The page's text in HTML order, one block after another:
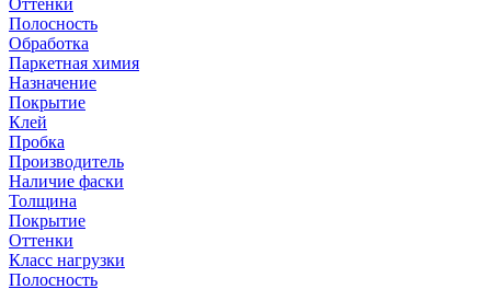
Оттенки
Полосность
Обработка
Паркетная химия
Назначение
Покрытие
Клей
Пробка
Производитель
Наличие фаски
Толщина
Покрытие
Оттенки
Класс нагрузки
Полосность